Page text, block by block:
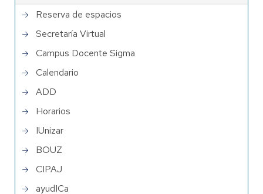
Reserva de espacios
Secretaría Virtual
Campus Docente Sigma
Calendario
ADD
Horarios
IUnizar
BOUZ
CIPAJ
ayudICa